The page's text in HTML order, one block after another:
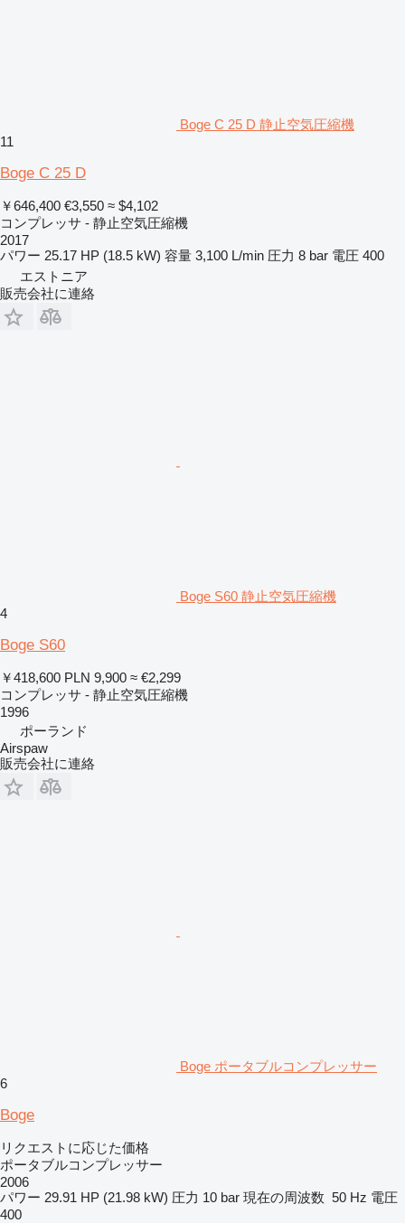
Boge C 25 D 静止空気圧縮機
11
Boge C 25 D
￥646,400 €3,550 ≈ $4,102
コンプレッサ - 静止空気圧縮機
2017
パワー 25.17 HP (18.5 kW) 容量 3,100 L/min 圧力 8 bar 電圧 400
エストニア
販売会社に連絡
Boge S60 静止空気圧縮機
4
Boge S60
￥418,600 PLN 9,900 ≈ €2,299
コンプレッサ - 静止空気圧縮機
1996
ポーランド
Airspaw
販売会社に連絡
Boge ポータブルコンプレッサー
6
Boge
リクエストに応じた価格
ポータブルコンプレッサー
2006
パワー 29.91 HP (21.98 kW) 圧力 10 bar 現在の周波数 50 Hz 電圧
400